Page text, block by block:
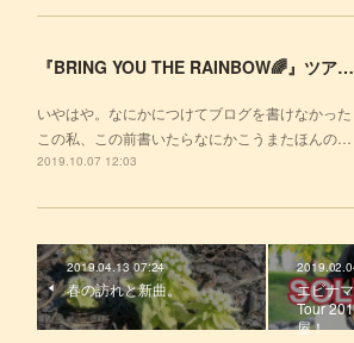
『BRING YOU THE RAINBOW🌈』ツアーが始まった！
いやはや。なにかにつけてブログを書けなかった
この私、この前書いたらなにかこうまたほんの…
2019.10.07 12:03
2019.04.13 07:24
春の訪れと新曲。
エビナ
Tour
屋！